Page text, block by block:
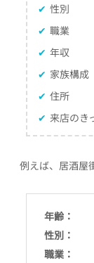
✔ 性別
✔ 職業
✔ 年収
✔ 家族構成
✔ 住所
✔ 来店のき
例えば、居酒屋
年齢：
性別：
職業：